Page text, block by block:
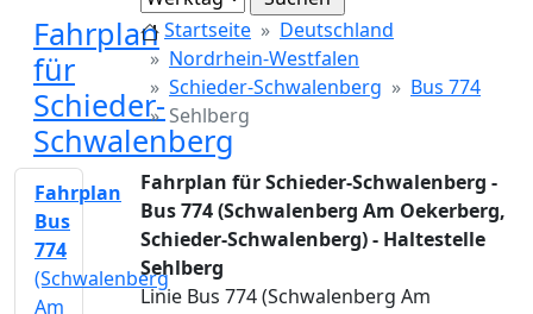
Fahrplan
für
Schieder-
Schwalenberg
Startseite
Deutschland
Nordrhein-Westfalen
Schieder-Schwalenberg
Bus 774
Sehlberg
Fahrplan für Schieder-Schwalenberg -
Bus 774 (Schwalenberg Am Oekerberg,
Schieder-Schwalenberg) - Haltestelle
Sehlberg
Linie Bus 774 (Schwalenberg Am
Fahrplan
Bus
774
(Schwalenberg
Am